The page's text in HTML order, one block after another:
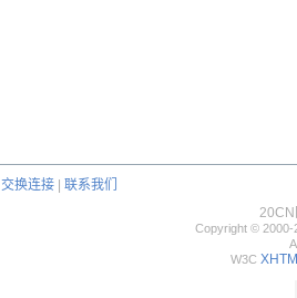
交换连接
联系我们
20CN
Copyright © 2000-
W3C